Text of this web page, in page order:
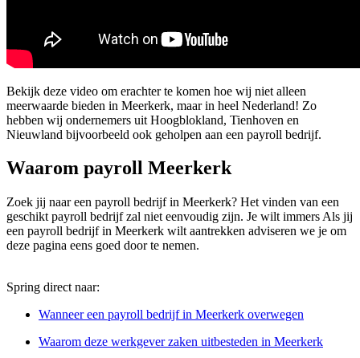
Bekijk deze video om erachter te komen hoe wij niet alleen
meerwaarde bieden in Meerkerk, maar in heel Nederland! Zo
hebben wij ondernemers uit Hoogblokland, Tienhoven en
Nieuwland bijvoorbeeld ook geholpen aan een payroll bedrijf.
Waarom payroll Meerkerk
Zoek jij naar een payroll bedrijf in Meerkerk? Het vinden van een
geschikt payroll bedrijf zal niet eenvoudig zijn. Je wilt immers Als jij
een payroll bedrijf in Meerkerk wilt aantrekken adviseren we je om
deze pagina eens goed door te nemen.
Spring direct naar:
Wanneer een payroll bedrijf in Meerkerk overwegen
Waarom deze werkgever zaken uitbesteden in Meerkerk